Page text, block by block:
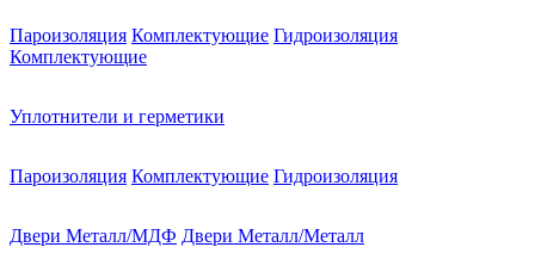
Пароизоляция Комплектующие Гидроизоляция
Комплектующие
Уплотнители и герметики
Пароизоляция Комплектующие Гидроизоляция
Двери Металл/МДФ Двери Металл/Металл